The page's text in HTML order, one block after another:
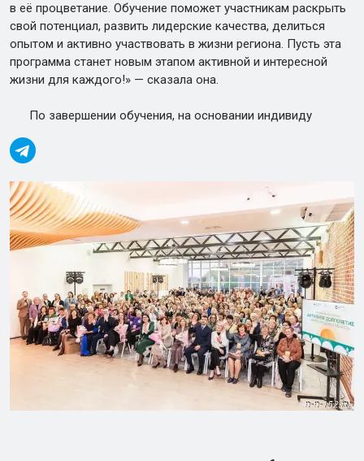
в её процветание. Обучение поможет участникам раскрыть
свой потенциал, развить лидерские качества, делиться
опытом и активно участвовать в жизни региона. Пусть эта
программа станет новым этапом активной и интересной
жизни для каждого!» — сказала она.
По завершении обучения, на основании индивиду